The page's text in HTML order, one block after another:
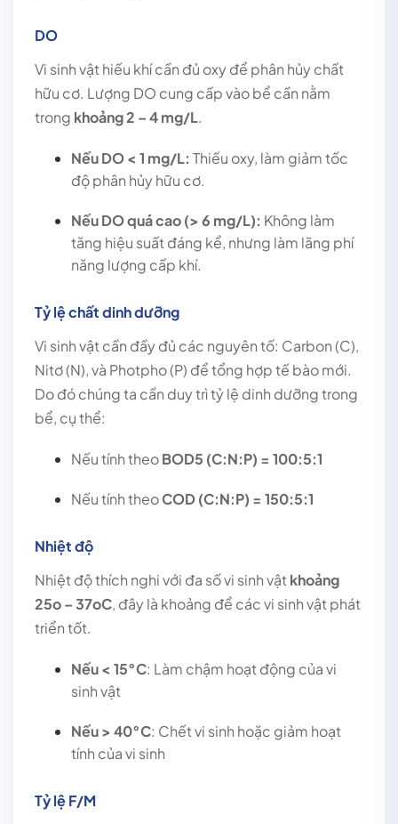
DO
Vi sinh vật hiếu khí cần đủ oxy để phân hủy chất
hữu cơ. Lượng DO cung cấp vào bể cần nằm
trong khoảng 2 – 4 mg/L.
Nếu DO < 1 mg/L: Thiếu oxy, làm giảm tốc
độ phân hủy hữu cơ.
Nếu DO quá cao (> 6 mg/L): Không làm
tăng hiệu suất đáng kể, nhưng làm lãng phí
năng lượng cấp khí.
Tỷ lệ chất dinh dưỡng
Vi sinh vật cần đầy đủ các nguyên tố: Carbon (C),
Nitơ (N), và Photpho (P) để tổng hợp tế bào mới.
Do đó chúng ta cần duy trì tỷ lệ dinh dưỡng trong
bể, cụ thể:
Nếu tính theoBOD5 (C:N:P) = 100:5:1
Nếu tính theoCOD (C:N:P) = 150:5:1
Nhiệt độ
Nhiệt độ thích nghi với đa số vi sinh vật khoảng
25o – 37oC, đây là khoảng để các vi sinh vật phát
triển tốt.
Nếu < 15°C: Làm chậm hoạt động của vi
sinh vật
Nếu > 40°C: Chết vi sinh hoặc giảm hoạt
tính của vi sinh
Tỷ lệ F/M